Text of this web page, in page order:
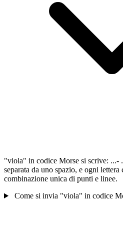
"viola" in codice Morse si scrive: ...-
separata da uno spazio, e ogni lettera
combinazione unica di punti e linee.
Come si invia "viola" in codice